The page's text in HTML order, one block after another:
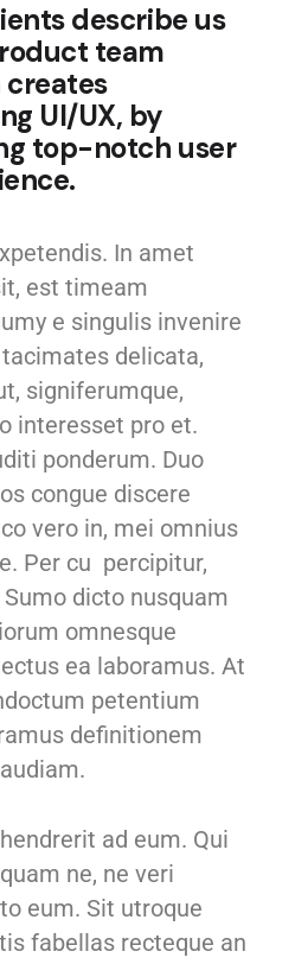
describe us
team
UI/UX, by
top-notch user
In amet
est timeam
e singulis invenire
delicata,
signiferumque,
interesset pro et.
ponderum. Duo
congue discere
vero in, mei omnius
Per cu percipitur,
dicto nusquam
omnesque
ea laboramus. At
petentium
definitionem
ad eum. Qui
ne, ne veri
eum. Sit utroque
fabellas recteque an